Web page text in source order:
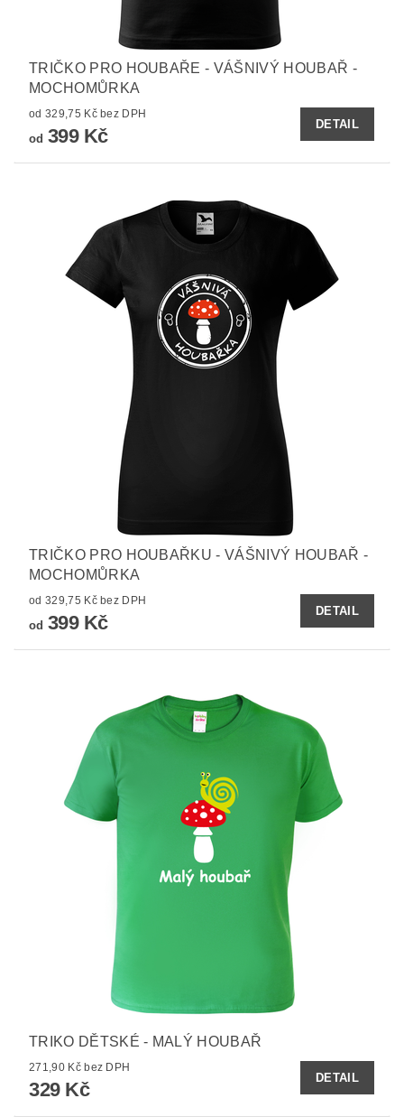
TRIČKO PRO HOUBAŘE - VÁŠNIVÝ HOUBAŘ -
MOCHOMŮRKA
od 329,75 Kč bez DPH
od 399 Kč
DETAIL
TRIČKO PRO HOUBAŘKU - VÁŠNIVÝ HOUBAŘ -
MOCHOMŮRKA
od 329,75 Kč bez DPH
od 399 Kč
DETAIL
TRIKO DĚTSKÉ - MALÝ HOUBAŘ
271,90 Kč bez DPH
329 Kč
DETAIL